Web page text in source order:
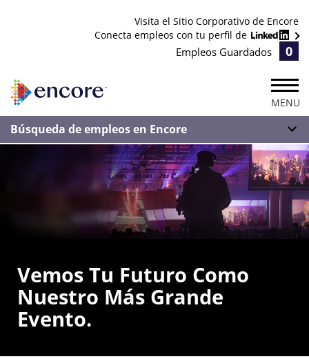
Visita el Sitio Corporativo de Encore
Conecta empleos con tu perfil de
Empleos Guardados 0
MENU
Búsqueda de empleos en Encore
Vemos Tu Futuro Como
Nuestro Más Grande
Evento.